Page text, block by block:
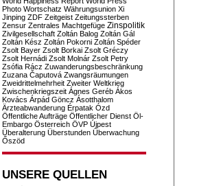
Photo Wortschatz Währungsunion Xi
Jinping ZDF Zeitgeist Zeitungssterben
Zensur Zentrales Machtgefüge Zinspolitik
Zivilgesellschaft Zoltán Balog Zoltán Gál
Zoltán Kész Zoltán Pokorni Zoltán Spéder
Zsolt Bayer Zsolt Borkai Zsolt Gréczy
Zsolt Hernádi Zsolt Molnár Zsolt Petry
Zsófia Rácz Zuwanderungsbeschränkung
Zuzana Čaputová Zwangsräumungen
Zweidrittelmehrheit Zweiter Weltkrieg
Zwischenkriegszeit Ágnes Geréb Ákos
Kovács Árpád Göncz Ásotthalom
Ärzteabwanderung Érpatak Ózd
Öffentliche Aufträge Öffentlicher Dienst Öl-
Embargo Österreich ÖVP Újpest
Überalterung Überstunden Überwachung
Őszöd
UNSERE QUELLEN